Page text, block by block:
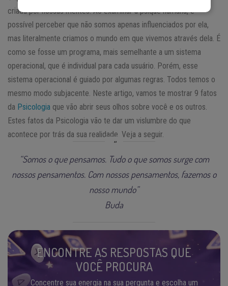
criada por nossas mentes. Ao examinar a psique humana, é
possível perceber que não somos apenas influenciados por ela,
mas literalmente criamos o mundo em que vivemos através dela. É
como se fosse um programa, mais semelhante a um sistema
operacional, que é individual para cada usuário. Porém, esse
sistema operacional é guiado por algumas regras. Todos temos o
mesmo modo subjacente. Neste artigo, vamos te mostrar 9 fatos
da Psicologia que vão abrir seus olhos sobre você e os outros.
Estes fatos da Psicologia vão te dar um vislumbre do que
acontece por trás da sua realidade. Veja a seguir.
“Somos o que pensamos. Tudo o que somos surge com
nossos pensamentos. Com nossos pensamentos, fazemos o
nosso mundo”
Buda
ENCONTRE AS RESPOSTAS QUE
VOCÊ PROCURA
Concentre sua energia na sua pergunta e escolha um